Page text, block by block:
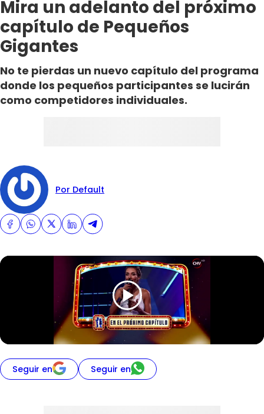
Mira un adelanto del próximo
capítulo de Pequeños
Gigantes
No te pierdas un nuevo capítulo del programa
donde los pequeños participantes se lucirán
como competidores individuales.
Por Default
Seguir en Seguir en
El Tiempo
Sabingo
Todos Los Programas